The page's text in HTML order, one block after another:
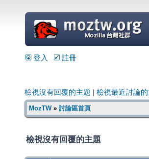
=
登入 註冊
檢視沒有回覆的主題 檢視最近討論的
MozTW» 討論區首頁
檢視沒有回覆的主題